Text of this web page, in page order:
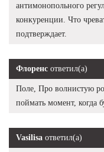
антимонопольного
конкуренции. Что
подтверждает.
Флоренс ответил(а)
Поле, Про волнистую
поймать момент, когда
Vasilisa ответил(а)